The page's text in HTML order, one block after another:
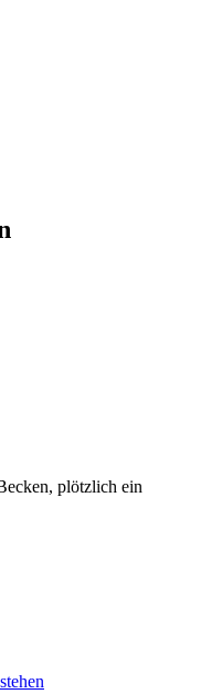
plötzlich ein